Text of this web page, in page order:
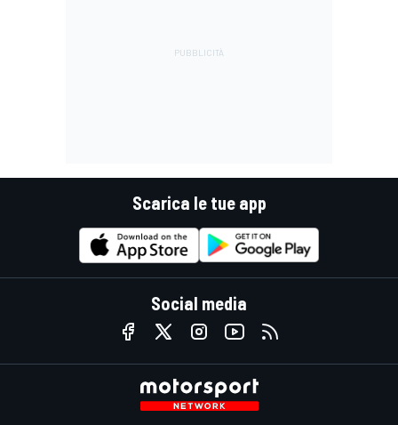
Scarica le tue app
Social media